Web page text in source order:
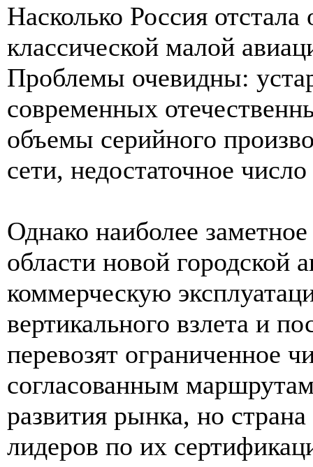
Насколько Россия
классической малой
Проблемы очевидны:
современных
объемы серийного
сети, недостаточное
Однако наиболее
области новой городской
коммерческую
вертикального взлета и
перевозят ограниченное
согласованным
развития рынка, но
лидеров по их